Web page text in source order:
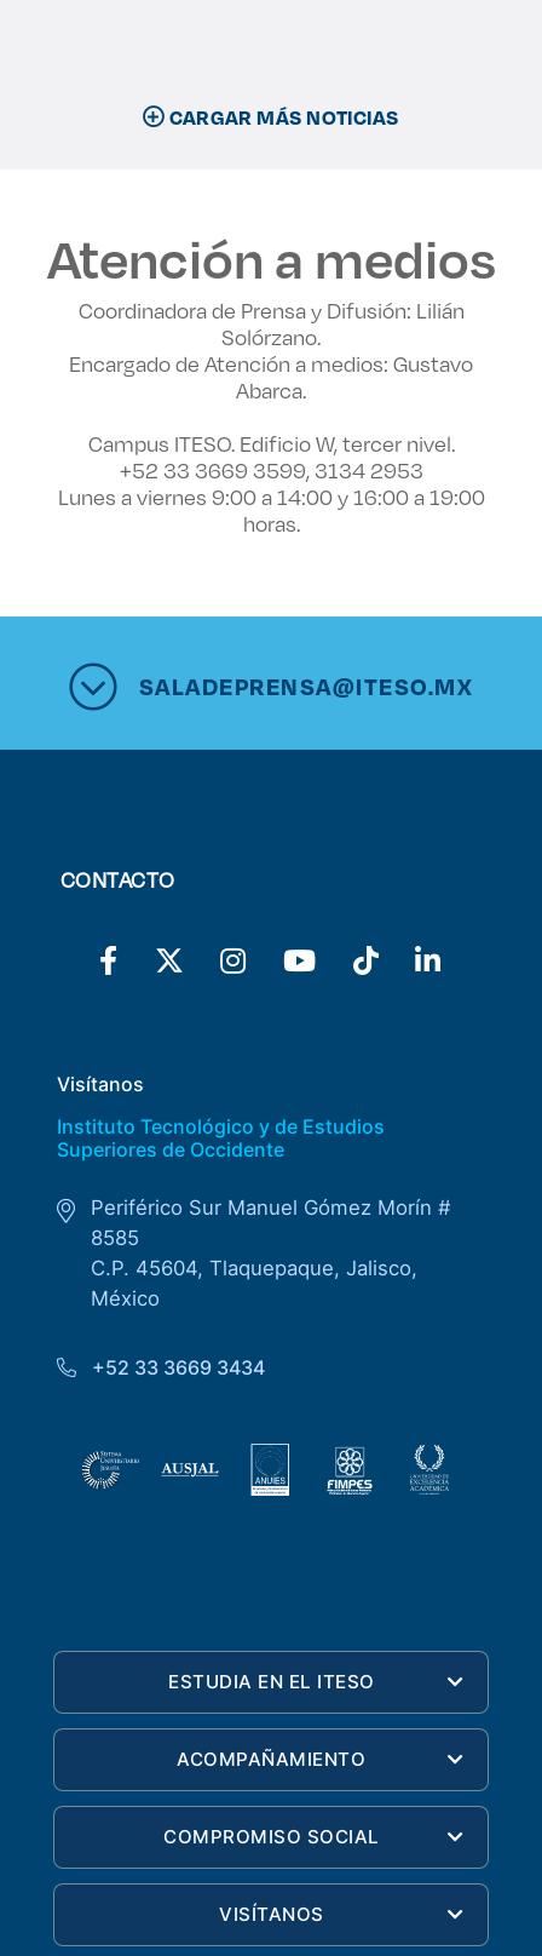
CARGAR MÁS NOTICIAS
Atención a medios
Coordinadora de Prensa y Difusión: Lilián
Solórzano.
Encargado de Atención a medios: Gustavo
Abarca.
Campus ITESO. Edificio W, tercer nivel.
+52 33 3669 3599, 3134 2953
Lunes a viernes 9:00 a 14:00 y 16:00 a 19:00
horas.
SALADEPRENSA@ITESO.MX
CONTACTO
Visítanos
Instituto Tecnológico y de Estudios
Superiores de Occidente
Periférico Sur Manuel Gómez Morín #
8585
C.P. 45604, Tlaquepaque, Jalisco,
México
+52 33 3669 3434
ESTUDIA EN EL ITESO
ACOMPAÑAMIENTO
COMPROMISO SOCIAL
VISÍTANOS